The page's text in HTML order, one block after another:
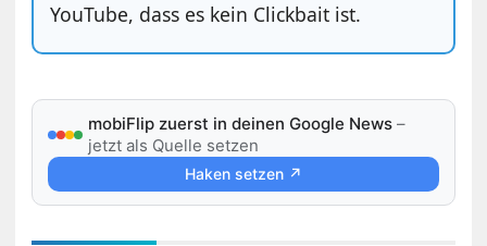
YouTube, dass es kein Clickbait ist.
mobiFlip zuerst in deinen Google News –
jetzt als Quelle setzen
Haken setzen ↗